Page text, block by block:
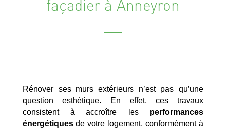
façadier à Anneyron
Rénover ses murs extérieurs n’est pas qu’une
question esthétique. En effet, ces travaux
consistent à accroître les performances
énergétiquesde votre logement, conformément à